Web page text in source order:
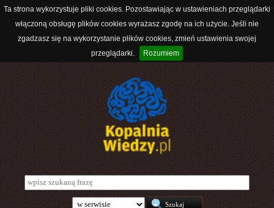
Ta strona wykorzystuje pliki cookies. Pozostawiając w ustawieniach przeglądarki
włączoną obsługę plików cookies wyrażasz zgodę na ich użycie. Jeśli nie
zgadzasz się na wykorzystanie plików cookies, zmień ustawienia swojej
przeglądarki.
Rozumiem